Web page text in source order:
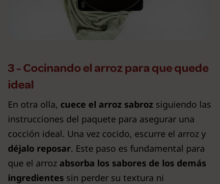
3 - Cocinando el arroz para que quede
ideal
En otra olla, cuece el arroz sabroz siguiendo las
instrucciones del paquete para asegurar una
cocción ideal. Una vez cocido, escurre el arroz y
déjalo reposar. Este paso es fundamental para
que el arroz absorba los sabores de los demás
ingredientes sin perder su textura ni